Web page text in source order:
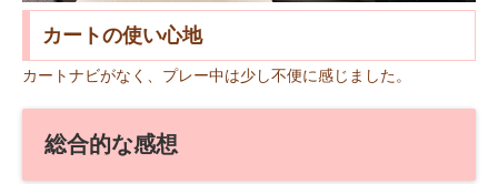
カートの使い心地
カートナビがなく、プレー中は少し不便に感じました。
総合的な感想